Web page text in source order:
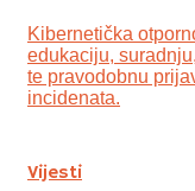
Kibernetička
edukaciju,
te pravodobnu
incidenata.
Vijesti